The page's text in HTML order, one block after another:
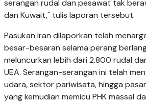
serangan rudal dan pesawat tak
dan Kuwait," tulis laporan tersebut.
Pasukan Iran dilaporkan telah
besar-besaran selama perang
meluncurkan lebih dari 2.800 rudal
UEA. Serangan-serangan ini telah
udara, sektor pariwisata, hingga
yang kemudian memicu PHK massal